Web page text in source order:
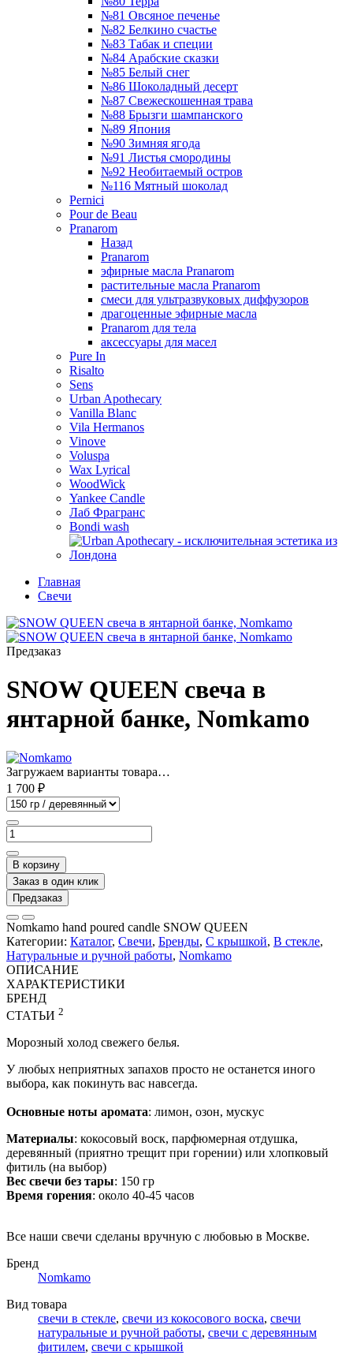
№81 Овсяное печенье
№82 Белкино счастье
№83 Табак и специи
№84 Арабские сказки
№85 Белый снег
№86 Шоколадный десерт
№87 Свежескошенная трава
№88 Брызги шампанского
№89 Япония
№90 Зимняя ягода
№91 Листья смородины
№92 Необитаемый остров
№116 Мятный шоколад
Pernici
Pour de Beau
Pranarom
Назад
Pranarom
эфирные масла Pranarom
растительные масла Pranarom
смеси для ультразвуковых диффузоров
драгоценные эфирные масла
Pranarom для тела
аксессуары для масел
Pure In
Risalto
Sens
Urban Apothecary
Vanilla Blanc
Vila Hermanos
Vinove
Voluspa
Wax Lyrical
WoodWick
Yankee Candle
Лаб Фрагранс
Bondi wash
Главная
Свечи
Предзаказ
SNOW QUEEN свеча в
янтарной банке, Nomkamo
Загружаем варианты товара…
1 700 ₽
В корзину
Заказ в один клик
Предзаказ
Nomkamo hand poured candle SNOW QUEEN
Категории: Каталог, Свечи, Бренды, С крышкой, В стекле,
Натуральные и ручной работы, Nomkamo
ОПИСАНИЕ
ХАРАКТЕРИСТИКИ
БРЕНД
СТАТЬИ 2
Морозный холод свежего белья.
У любых неприятных запахов просто не останется иного
выбора, как покинуть вас навсегда.
Основные ноты аромата: лимон, озон, мускус
Материалы: кокосовый воск, парфюмерная отдушка,
деревянный (приятно трещит при горении) или хлопковый
фитиль (на выбор)
Вес свечи без тары: 150 гр
Время горения: около 40-45 часов
Все наши свечи сделаны вручную с любовью в Москве.
Бренд
Nomkamo
Вид товара
свечи в стекле, свечи из кокосового воска, свечи
натуральные и ручной работы, свечи с деревянным
фитилем, свечи с крышкой